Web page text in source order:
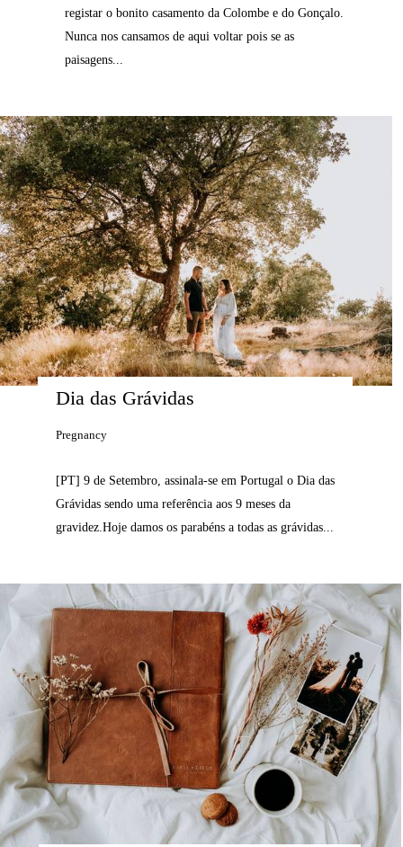
registar o bonito casamento da Colombe e do Gonçalo.
Nunca nos cansamos de aqui voltar pois se as
paisagens...
Dia das Grávidas
Pregnancy
[PT] 9 de Setembro, assinala-se em Portugal o Dia das
Grávidas sendo uma referência aos 9 meses da
gravidez.Hoje damos os parabéns a todas as grávidas...